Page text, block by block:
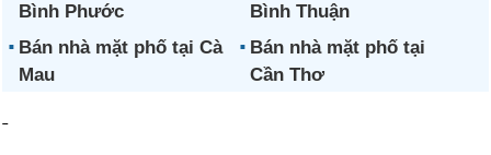
Bình Phước
Bình Thuận
Bán nhà mặt phố tại Cà
Mau
Bán nhà mặt phố tại
Cần Thơ